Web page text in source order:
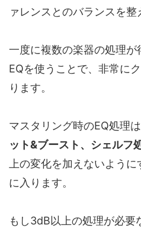
ァレンスとのバランスを整
一度に複数の楽器の処理
EQを使うことで、非常に
ります。
マスタリング時のEQ処理は
ット&ブースト、シェルフ
上の変化を加えないよう
に入ります。
もし3dB以上の処理が必要